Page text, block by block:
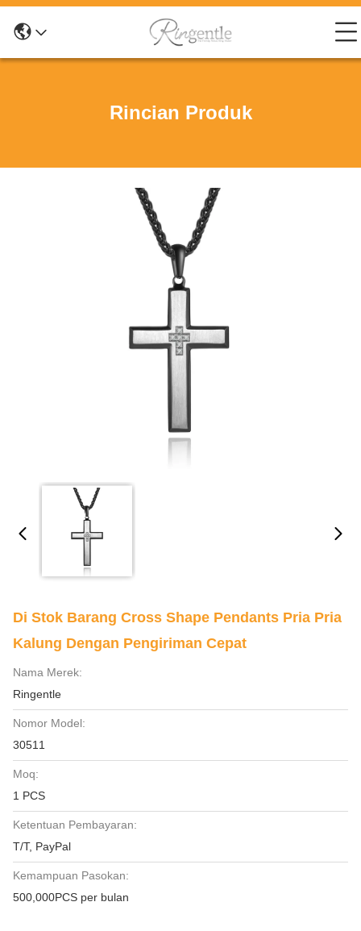
Rincian Produk
Di Stok Barang Cross Shape Pendants Pria Pria
Kalung Dengan Pengiriman Cepat
Nama Merek:
Ringentle
Nomor Model:
30511
Moq:
1 PCS
Ketentuan Pembayaran:
T/T, PayPal
Kemampuan Pasokan:
500,000PCS per bulan